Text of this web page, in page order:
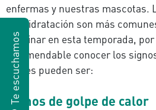
enfermas y nuestras mascotas.
deshidratación son más
imaginar en esta temporada,
recomendable conocer los
cuales pueden ser:
Signos de golpe de calor
Te escuchamos